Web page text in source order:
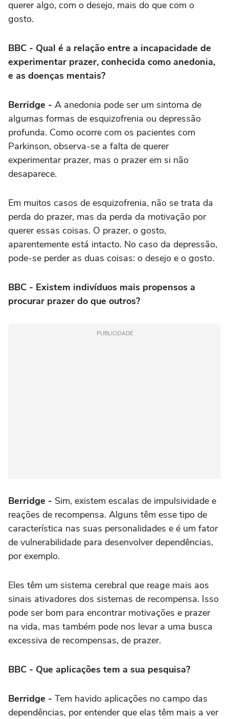
querer algo, com o desejo, mais do que com o
gosto.
BBC - Qual é a relação entre a incapacidade de
experimentar prazer, conhecida como anedonia,
e as doenças mentais?
Berridge - A anedonia pode ser um sintoma de
algumas formas de esquizofrenia ou depressão
profunda. Como ocorre com os pacientes com
Parkinson, observa-se a falta de querer
experimentar prazer, mas o prazer em si não
desaparece.
Em muitos casos de esquizofrenia, não se trata da
perda do prazer, mas da perda da motivação por
querer essas coisas. O prazer, o gosto,
aparentemente está intacto. No caso da depressão,
pode-se perder as duas coisas: o desejo e o gosto.
BBC - Existem indivíduos mais propensos a
procurar prazer do que outros?
PUBLICIDADE
Berridge - Sim, existem escalas de impulsividade e
reações de recompensa. Alguns têm esse tipo de
característica nas suas personalidades e é um fator
de vulnerabilidade para desenvolver dependências,
por exemplo.
Eles têm um sistema cerebral que reage mais aos
sinais ativadores dos sistemas de recompensa. Isso
pode ser bom para encontrar motivações e prazer
na vida, mas também pode nos levar a uma busca
excessiva de recompensas, de prazer.
BBC - Que aplicações tem a sua pesquisa?
Berridge - Tem havido aplicações no campo das
dependências, por entender que elas têm mais a ver